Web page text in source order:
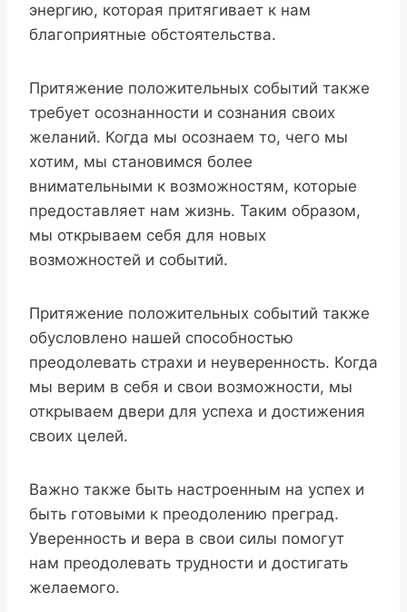
энергию, которая притягивает к нам
благоприятные обстоятельства.
Притяжение положительных событий также
требует осознанности и сознания своих
желаний. Когда мы осознаем то, чего мы
хотим, мы становимся более
внимательными к возможностям, которые
предоставляет нам жизнь. Таким образом,
мы открываем себя для новых
возможностей и событий.
Притяжение положительных событий также
обусловлено нашей способностью
преодолевать страхи и неуверенность. Когда
мы верим в себя и свои возможности, мы
открываем двери для успеха и достижения
своих целей.
Важно также быть настроенным на успех и
быть готовыми к преодолению преград.
Уверенность и вера в свои силы помогут
нам преодолевать трудности и достигать
желаемого.